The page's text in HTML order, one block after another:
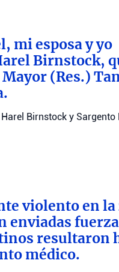
mi esposa y yo
Birnstock,
(Res.)
Birnstock y
violento en la
enviadas
resultaron
médico.